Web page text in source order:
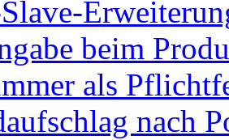
beim
als
nach